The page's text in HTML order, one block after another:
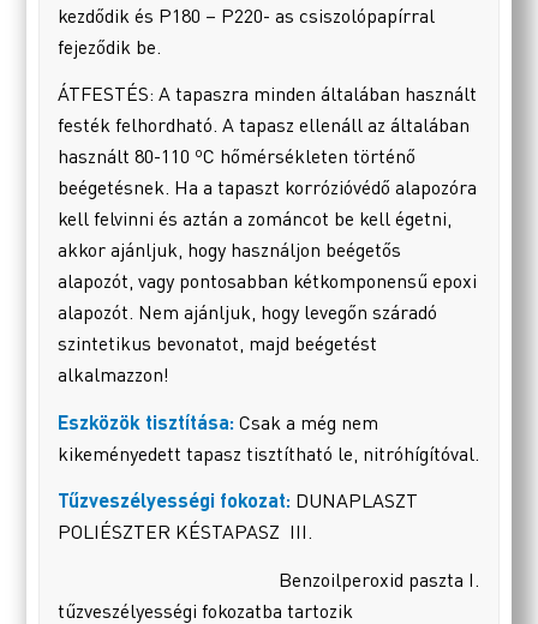
kezdődik és P180 – P220- as csiszolópapírral
fejeződik be.
ÁTFESTÉS: A tapaszra minden általában használt
festék felhordható. A tapasz ellenáll az általában
használt 80-110 ºC hőmérsékleten történő
beégetésnek. Ha a tapaszt korrózióvédő alapozóra
kell felvinni és aztán a zománcot be kell égetni,
akkor ajánljuk, hogy használjon beégetős
alapozót, vagy pontosabban kétkomponensű epoxi
alapozót. Nem ajánljuk, hogy levegőn száradó
szintetikus bevonatot, majd beégetést
alkalmazzon!
Eszközök tisztítása:Csak a még nem
kikeményedett tapasz tisztítható le, nitróhígítóval.
Tűzveszélyességi fokozat: DUNAPLASZT
POLIÉSZTER KÉSTAPASZ III.
Benzoilperoxid paszta I.
tűzveszélyességi fokozatba tartozik